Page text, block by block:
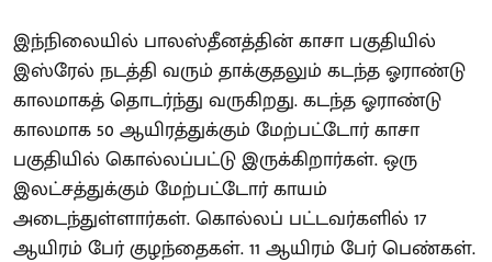
இந்நிலையில் பாலஸ்தீனத்தின் காசா பகுதியில்
இஸ்ரேல் நடத்தி வரும் தாக்குதலும் கடந்த ஓராண்டு
காலமாகத் தொடர்ந்து வருகிறது. கடந்த ஓராண்டு
காலமாக 50 ஆயிரத்துக்கும் மேற்பட்டோர் காசா
பகுதியில் கொல்லப்பட்டு இருக்கிறார்கள். ஒரு
இலட்சத்துக்கும் மேற்பட்டோர் காயம்
அடைந்துள்ளார்கள். கொல்லப் பட்டவர்களில் 17
ஆயிரம் பேர் குழந்தைகள். 11 ஆயிரம் பேர் பெண்கள்.